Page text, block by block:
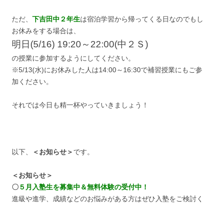
ただ、 下吉田中２年生は宿泊学習から帰ってくる日なのでもし
お休みをする場合は、
明日(5/16) 19:20～22:00(中２Ｓ)
の授業に参加するようにしてください。
※5/13(水)にお休みした人は14:00～16:30で補習授業にもご参
加ください。
それでは今日も精一杯やっていきましょう！
以下、 ＜お知らせ＞ です。
＜お知らせ＞
〇５月入塾生を募集中＆無料体験の受付中！
進級や進学、成績などのお悩みがある方はぜひ入塾をご検討く